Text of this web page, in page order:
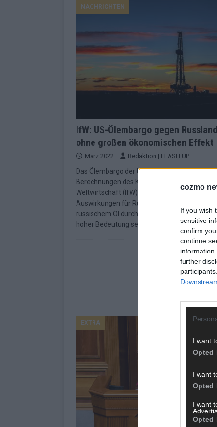
cozmo
If you wish
sensitive
confirm
continue
information
further
I want
Opted
I want
Opted
I want
Opted
NACHRICHTEN
IfW: US-Ölembargo gegen Russland
ohne großen ökonomischen Effekt
März 2022 Redaktion | FLASH UP
Das Ölembargo der USA gegen Russland hat
Berechnungen des Kieler Instituts für
Weltwirtschaft (IfW) nur geringe ökonomische
Auswirkungen für Russland. „Der Importstopp
russischem Öl durch die USA mag symbolisch
hoher Bedeutung sein,
EXTRA